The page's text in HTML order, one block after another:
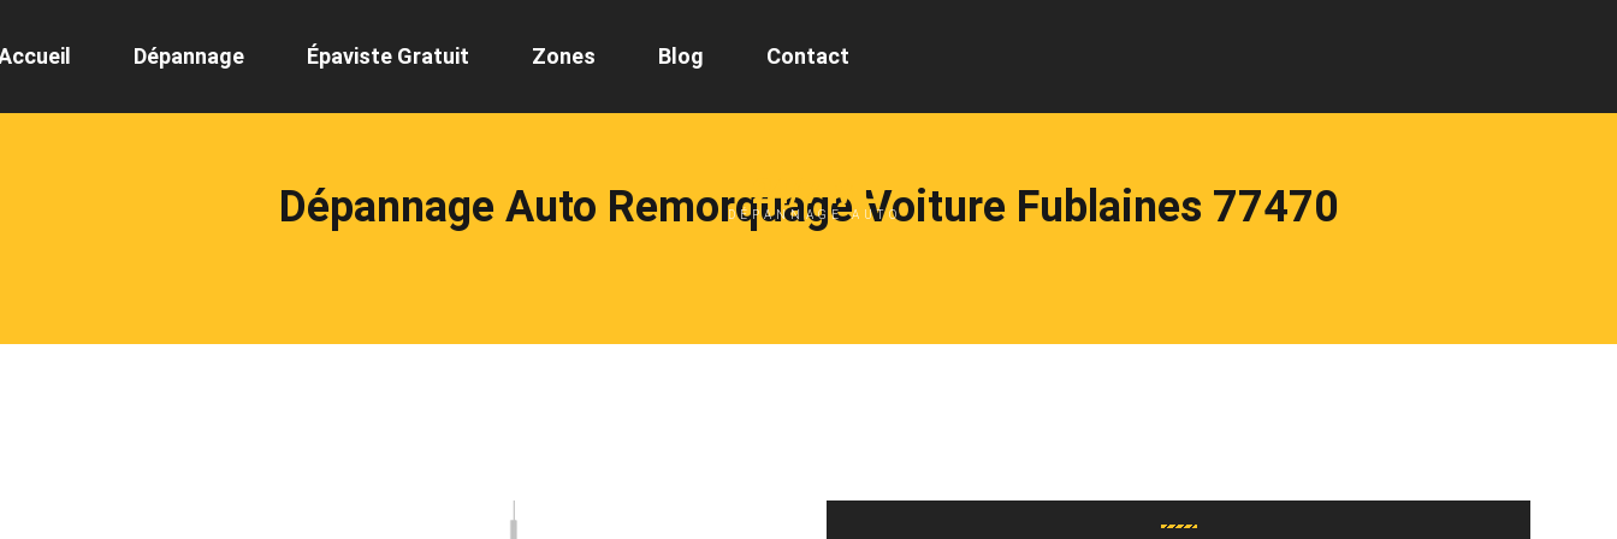
24/7 ML
DÉPANNAGE AUTO
Dépannage Épaviste Gratuit Zones Blog Contact
Dépannage Auto Remorquage Voiture Fublaines 77470